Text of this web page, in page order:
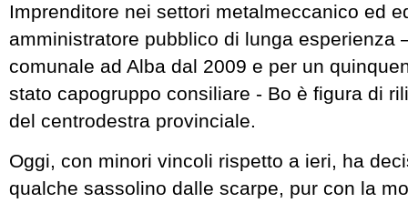
Imprenditore nei settori metalmeccanico ed
amministratore pubblico di lunga esperienza
comunale ad Alba dal 2009 e per un
stato capogruppo consiliare - Bo è figura di
del centrodestra provinciale.
Oggi, con minori vincoli rispetto a ieri, ha
qualche sassolino dalle scarpe, pur con la